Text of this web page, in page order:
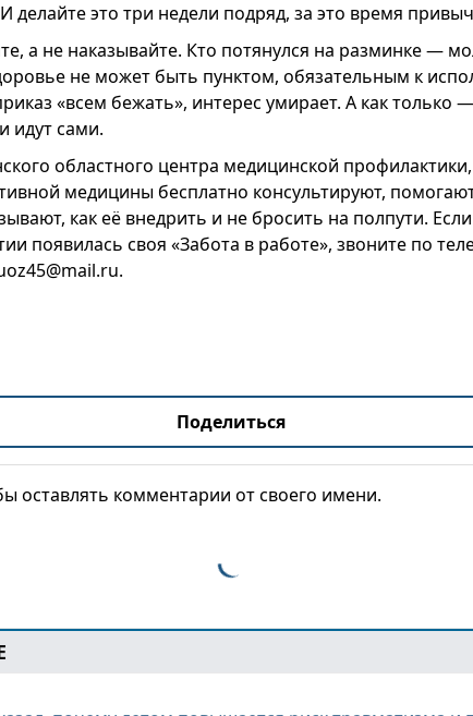
делайте это три недели подряд, за это время
а не наказывайте. Кто потянулся на разминке —
не может быть пунктом, обязательным к
«всем бежать», интерес умирает. А как только
идут сами.
областного центра медицинской
медицины бесплатно консультируют,
как её внедрить и не бросить на полпути.
появилась своя «Забота в работе», звоните по
Поделиться
оставлять комментарии от своего имени.